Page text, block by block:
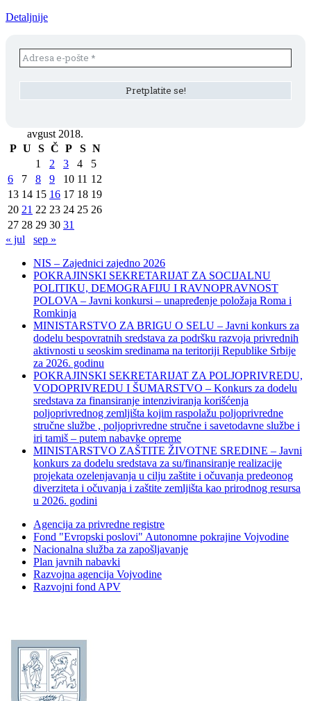
Detaljnije
avgust 2018.
P U S Č P S N
1
2 3 4
5
6
7 8 9 10 11 12
13 14 15 16 17 18 19
20 21 22 23 24 25 26
27 28 29 30 31
« jul
sep »
NIS – Zajednici zajedno 2026
POKRAJINSKI SEKRETARIJAT ZA SOCIJALNU
POLITIKU, DEMOGRAFIJU I RAVNOPRAVNOST
POLOVA – Javni konkursi – unapređenje položaja Roma i
Romkinja
MINISTARSTVO ZA BRIGU O SELU – Javni konkurs za
dodelu bespovratnih sredstava za podršku razvoja privrednih
aktivnosti u seoskim sredinama na teritoriji Republike Srbije
za 2026. godinu
POKRAJINSKI SEKRETARIJAT ZA POLJOPRIVREDU,
VODOPRIVREDU I ŠUMARSTVO – Konkurs za dodelu
sredstava za finansiranje intenziviranja korišćenja
poljoprivrednog zemljišta kojim raspolažu poljoprivredne
stručne službe , poljoprivredne stručne i savetodavne službe i
iri tamiš ‒ putem nabavke opreme
MINISTARSTVO ZAŠTITE ŽIVOTNE SREDINE – Javni
konkurs za dodelu sredstava za su/finansiranje realizacije
projekata ozelenjavanja u cilju zaštite i očuvanja predeonog
diverziteta i očuvanja i zaštite zemljišta kao prirodnog resursa
u 2026. godini
Agencija za privredne registre
Fond "Evropski poslovi" Autonomne pokrajine Vojvodine
Nacionalna služba za zapošljavanje
Plan javnih nabavki
Razvojna agencija Vojvodine
Razvojni fond APV